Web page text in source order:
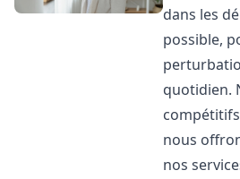
dans les
possible,
quotidien.
nous
nos